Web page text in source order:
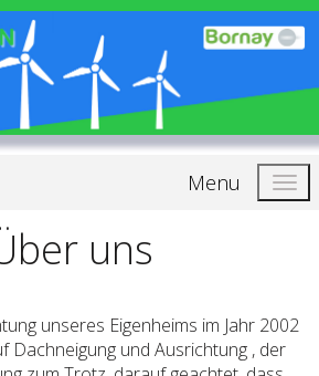
Menu
uns
unseres Eigenheims im Jahr 2002
Dachneigung und Ausrichtung , der